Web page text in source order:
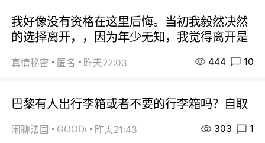
我好像没有资格在这里后悔。当初我毅然决然
的选择离开，，因为年少无知，我觉得离开是
真情秘密 匿名 昨天22:03 444 10
巴黎有人出行李箱或者不要的行李箱吗？自取
闲聊法国 GOODi 昨天21:43 303 1